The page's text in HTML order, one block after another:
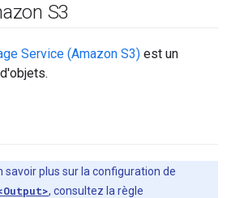
S3
Service (Amazon S3) est un
savoir plus sur la configuration de
, consultez la règle